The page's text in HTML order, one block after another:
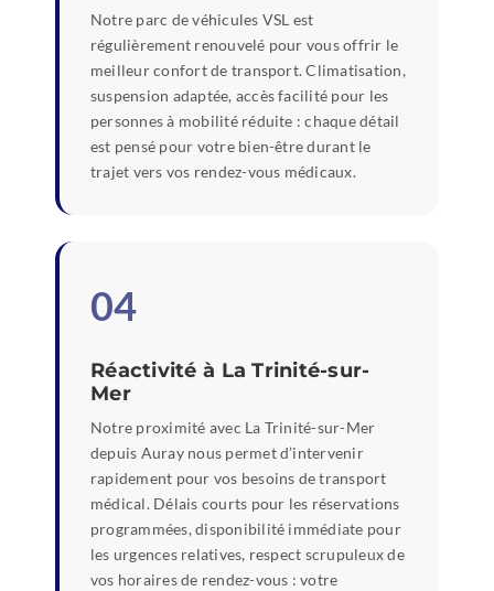
Notre parc de véhicules VSL est
régulièrement renouvelé pour vous offrir le
meilleur confort de transport. Climatisation,
suspension adaptée, accès facilité pour les
personnes à mobilité réduite : chaque détail
est pensé pour votre bien-être durant le
trajet vers vos rendez-vous médicaux.
04
Réactivité à La Trinité-sur-
Mer
Notre proximité avec La Trinité-sur-Mer
depuis Auray nous permet d’intervenir
rapidement pour vos besoins de transport
médical. Délais courts pour les réservations
programmées, disponibilité immédiate pour
les urgences relatives, respect scrupuleux de
vos horaires de rendez-vous : votre